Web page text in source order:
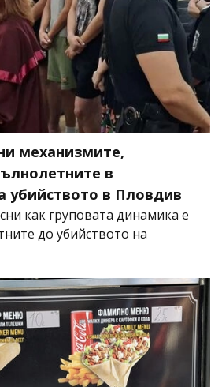
механизмите,
в
убийството в Пловдив
как груповата динамика е
до убийството на